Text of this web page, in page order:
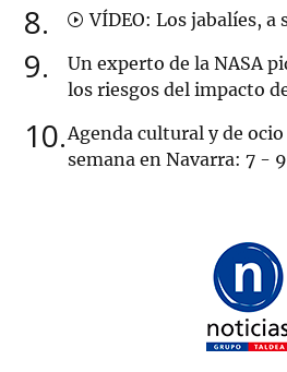
8 VÍDEO: Los jabalíes, a
9
Un experto de la NASA
los riesgos del impacto
10 Agenda cultural y de
semana en Navarra: 7 -